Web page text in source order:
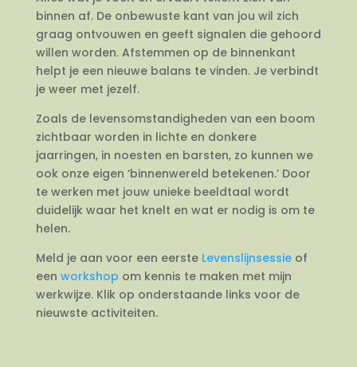
binnen af. De onbewuste kant van jou wil zich
graag ontvouwen en geeft signalen die gehoord
willen worden. Afstemmen op de binnenkant
helpt je een nieuwe balans te vinden. Je verbindt
je weer met jezelf.
Zoals de levensomstandigheden van een boom
zichtbaar worden in lichte en donkere
jaarringen, in noesten en barsten, zo kunnen we
ook onze eigen ‘binnenwereld betekenen.’ Door
te werken met jouw unieke beeldtaal wordt
duidelijk waar het knelt en wat er nodig is om te
helen.
Meld je aan voor een eerste Levenslijnsessieof
een workshop om kennis te maken met mijn
werkwijze. Klik op onderstaande links voor de
nieuwste activiteiten.